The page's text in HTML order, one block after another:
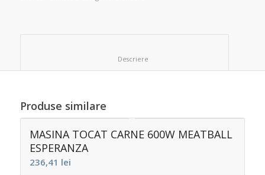
Produse similare
MASINA TOCAT CARNE 600W MEATBALL
ESPERANZA
236,41 lei